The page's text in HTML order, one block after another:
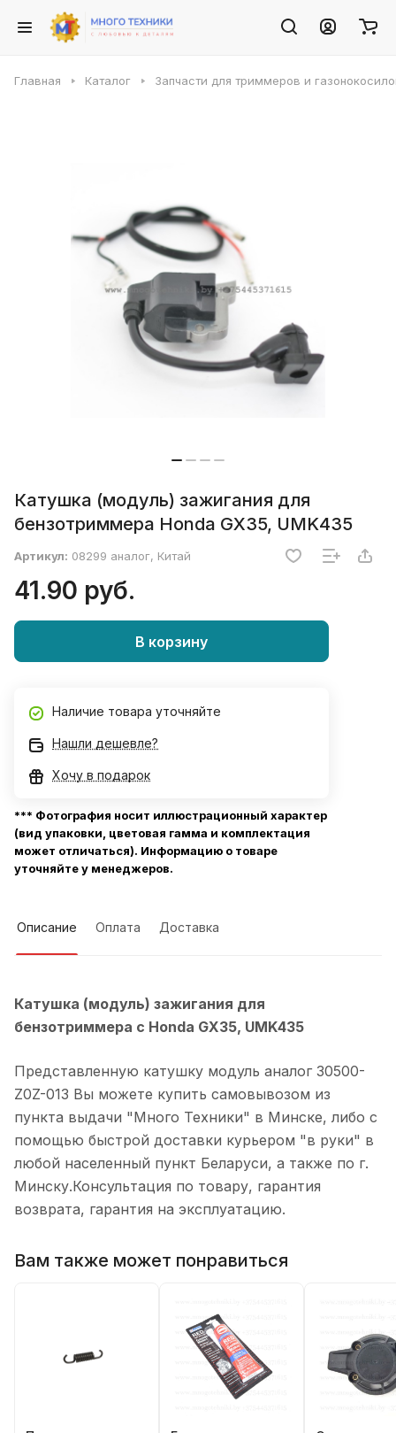
Главная Каталог Запчасти для триммеров и
Катушка (модуль) зажигания для
бензотриммера Honda GX35, UMK435
Артикул: 08299 аналог, Китай
41.90 руб.
В корзину
Наличие товара уточняйте
Нашли дешевле?
Хочу в подарок
*** Фотография носит иллюстрационный характер
(вид упаковки, цветовая гамма и комплектация
может отличаться). Информацию о товаре
уточняйте у менеджеров.
Описание Оплата Доставка
Катушка (модуль) зажигания для
бензотриммера с Honda GX35, UMK435
Представленную катушку модуль аналог 30500-
Z0Z-013 Вы можете купить самовывозом из
пункта выдачи "Много Техники" в Минске, либо с
помощью быстрой доставки курьером "в руки" в
любой населенный пункт Беларуси, а также по г.
Минску.Консультация по товару, гарантия
возврата, гарантия на эксплуатацию.
Вам также может понравиться